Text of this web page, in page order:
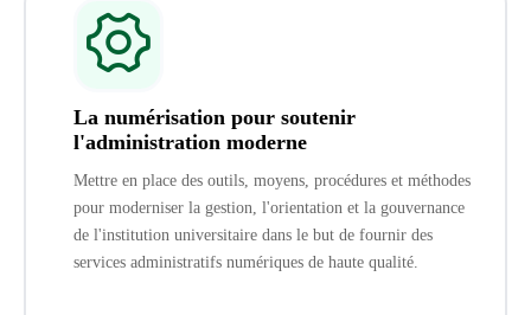
La numérisation pour soutenir
l'administration moderne
Mettre en place des outils, moyens, procédures et méthodes
pour moderniser la gestion, l'orientation et la gouvernance
de l'institution universitaire dans le but de fournir des
services administratifs numériques de haute qualité.